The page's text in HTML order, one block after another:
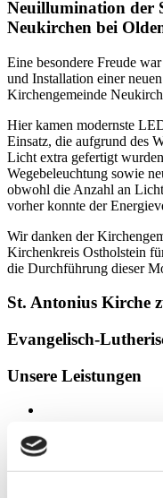
Neuillumination der
Neukirchen bei
Eine besondere Freude
und Installation einer
Kirchengemeinde
Hier kamen modernste
Einsatz, die aufgrund des
Licht extra gefertigt
Wegebeleuchtung sowie
obwohl die Anzahl an
vorher konnte der
Wir danken der
Kirchenkreis Ostholstein
die Durchführung dieser
St. Antonius Kirche
Evangelisch-
Unsere Leistungen
Elektrohandwerk